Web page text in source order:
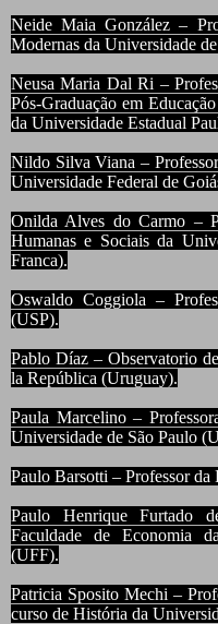
Neide Maia González –
Modernas da Universidade
Neusa Maria Dal Ri –
Pós-Graduação em
da Universidade Estadual
Nildo Silva Viana –
Universidade Federal de
Onilda Alves do Carmo –
Humanas e Sociais da
Franca).
Oswaldo Coggiola –
(USP).
Pablo Díaz – Observatorio
la República (Uruguay).
Paula Marcelino –
Universidade de São Paulo
Paulo Barsotti – Professor
Paulo Henrique Furtado
Faculdade de Economia
(UFF).
Patricia Sposito Mechi –
curso de História da